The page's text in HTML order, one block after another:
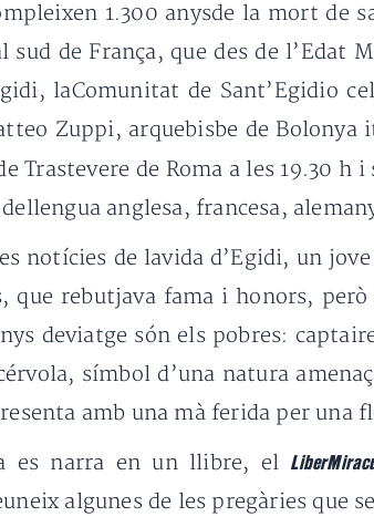
1.300 anysde la mort de
sud de França, que des de l’Edat
laComunitat de Sant’Egidio
Zuppi, arquebisbe de
Trastevere de Roma a les 19.30
anglesa, francesa,
notícies de lavida d’Egidi, un
que rebutjava fama i honors,
deviatge són els pobres:
símbol d’una natura
amb una mà ferida per una
es narra en un llibre, el
algunes de les pregàries que